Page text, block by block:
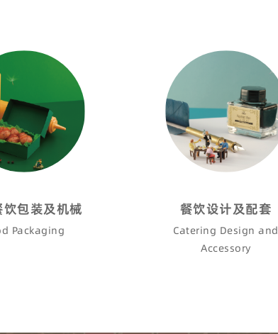
包装及机械
Packaging
餐饮设计及配套
Catering Design and
Accessory